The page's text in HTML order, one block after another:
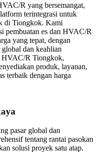
R yang bersemangat,
terintegrasi untuk
di Tiongkok. Kami
pembuatan es dan HVAC/R
yang tepat, dengan
global dan keahlian
HVAC/R Tiongkok,
produk, layanan,
terbaik dengan harga
pasar global dan
tentang rantai pasokan
solusi proyek satu atap.